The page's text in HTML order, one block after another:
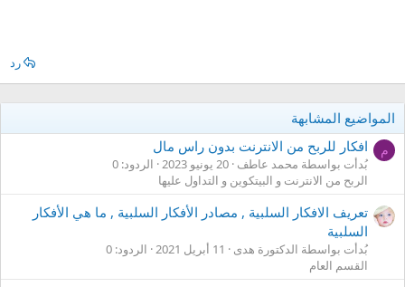
رد
المواضيع المشابهة
م افكار للربح من الانترنت بدون راس مال
بُدأت بواسطة محمد عاطف 20 يونيو 2023
الردود: 0
الربح من الانترنت و البيتكوين و التداول عليها
تعريف الافكار السلبية , مصادر الأفكار السلبية , ما هي الأفكار
السلبية
بُدأت بواسطة الدكتورة هدى 11 أبريل 2021
الردود: 0
القسم العام